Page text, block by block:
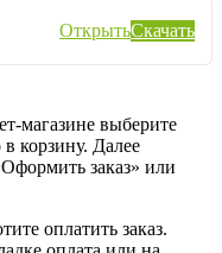
ОткрытьСкачать
магазине выберите
корзину. Далее
заказ» или
оплатить заказ.